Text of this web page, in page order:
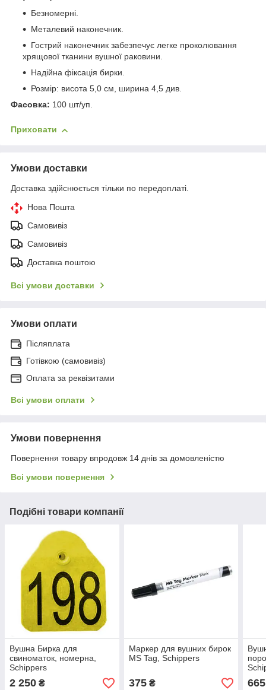
Безномерні.
Металевий наконечник.
Гострий наконечник забезпечує легке проколювання
хрящової тканини вушної раковини.
Надійна фіксація бирки.
Розмір: висота 5,0 см, ширина 4,5 див.
Фасовка: 100 шт/уп.
Приховати
Умови доставки
Доставка здійснюється тільки по передоплаті.
Нова Пошта
Самовивіз
Самовивіз
Доставка поштою
Всі умови доставки
Умови оплати
Післяплата
Готівкою (самовивіз)
Оплата за реквізитами
Всі умови оплати
Умови повернення
Повернення товару впродовж 14 днів за домовленістю
Всі умови повернення
Подібні товари компанії
Вушна Бирка для
свиноматок, номерна,
Schippers
2 250 ₴
Маркер для вушних бирок
MS Tag, Schippers
375₴ 665